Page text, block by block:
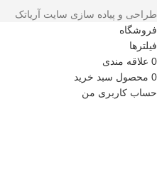
طراحی و پیاده سازی سایت آریاتک
فروشگاه
فیلترها
0 علاقه مندی
0 محصول سبد خرید
حساب کاربری من